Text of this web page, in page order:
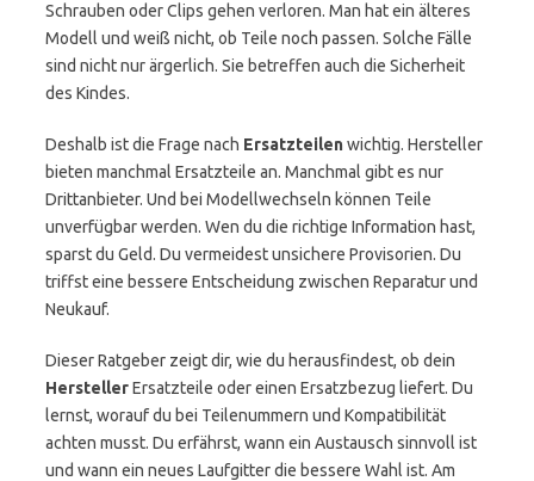
Schrauben oder Clips gehen verloren. Man hat ein älteres
Modell und weiß nicht, ob Teile noch passen. Solche Fälle
sind nicht nur ärgerlich. Sie betreffen auch die Sicherheit
des Kindes.
Deshalb ist die Frage nach Ersatzteilenwichtig. Hersteller
bieten manchmal Ersatzteile an. Manchmal gibt es nur
Drittanbieter. Und bei Modellwechseln können Teile
unverfügbar werden. Wen du die richtige Information hast,
sparst du Geld. Du vermeidest unsichere Provisorien. Du
triffst eine bessere Entscheidung zwischen Reparatur und
Neukauf.
Dieser Ratgeber zeigt dir, wie du herausfindest, ob dein
HerstellerErsatzteile oder einen Ersatzbezug liefert. Du
lernst, worauf du bei Teilenummern und Kompatibilität
achten musst. Du erfährst, wann ein Austausch sinnvoll ist
und wann ein neues Laufgitter die bessere Wahl ist. Am